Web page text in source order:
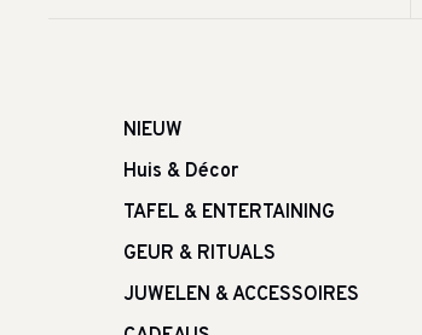
NIEUW
Huis & Décor
TAFEL & ENTERTAINING
GEUR & RITUALS
JUWELEN & ACCESSOIRES